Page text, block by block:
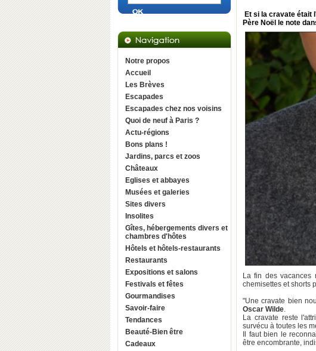
Notre propos
Accueil
Les Brèves
Escapades
Escapades chez nos voisins
Quoi de neuf à Paris ?
Actu-régions
Bons plans !
Jardins, parcs et zoos
Châteaux
Eglises et abbayes
Musées et galeries
Sites divers
Insolites
Gîtes, hébergements divers et
chambres d'hôtes
Hôtels et hôtels-restaurants
Restaurants
Expositions et salons
Festivals et fêtes
Gourmandises
Savoir-faire
Tendances
Beauté-Bien être
Cadeaux
Et si la cravate était
Père Noël le note
La fin des vacances
chemisettes et shorts
"Une cravate bien
Oscar Wilde.
La cravate reste
survécu à toutes les
Il faut bien le
être encombrante,